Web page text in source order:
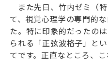
また先日、竹内ゼミ（
て、視覚心理学の専門的
た。特に印象的だったの
られる「正弦波格子」と
てです。正直なところ、